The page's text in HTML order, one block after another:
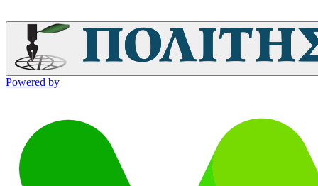
Powered by